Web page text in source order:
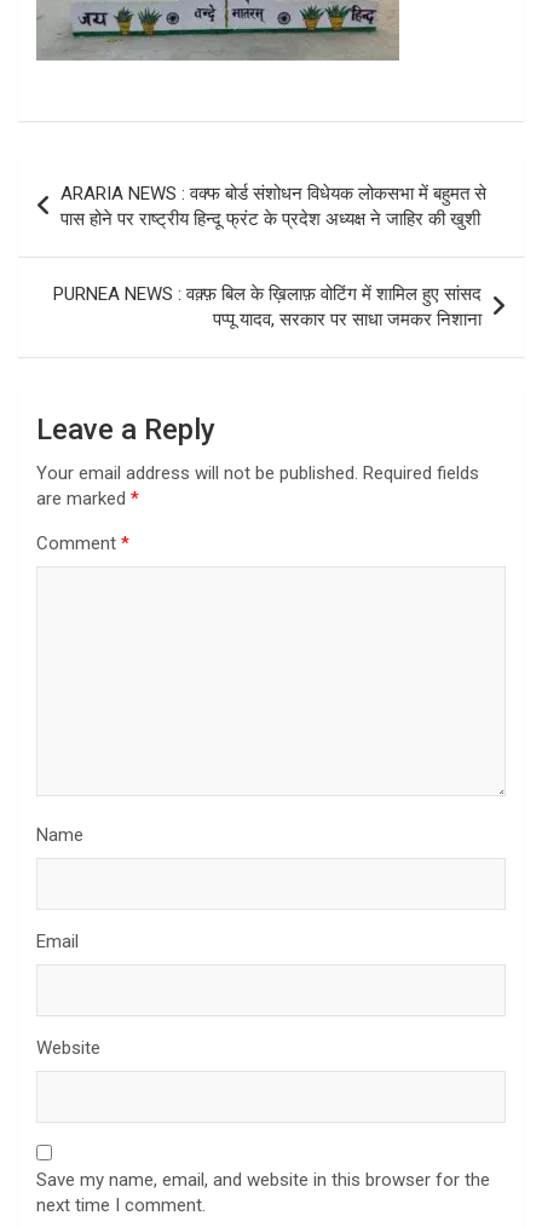
navigation
ARARIA NEWS : वक्फ बोर्ड संशोधन विधेयक लोकसभा में बहुमत से
पास होने पर राष्ट्रीय हिन्दू फ्रंट के प्रदेश अध्यक्ष ने जाहिर की खुशी
PURNEA NEWS : वक़्फ़ बिल के ख़िलाफ़ वोटिंग में शामिल हुए सांसद
पप्पू यादव, सरकार पर साधा जमकर निशाना
Leave a Reply
Your email address will not be published. Required fields
are marked *
Comment *
Name
Email
Website
Save my name, email, and website in this browser for the
next time I comment.